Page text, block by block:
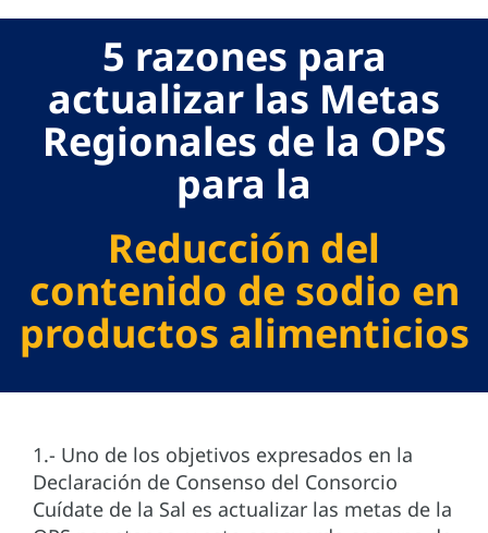
5 razones para
actualizar las Metas
Regionales de la OPS
para la
Reducción del
contenido de sodio en
productos alimenticios
1.- Uno de los objetivos expresados en la
Declaración de Consenso del Consorcio
Cuídate de la Sal es actualizar las metas de la